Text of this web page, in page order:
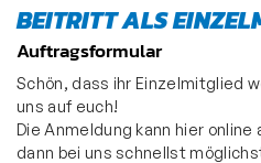
BEITRITT ALS
Auftragsformular
Schön, dass ihr Einzelmitglied
uns auf euch!
Die Anmeldung kann hier
dann bei uns schnellst